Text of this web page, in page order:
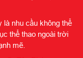
là nhu cầu không thể
thể thao ngoài trời
mẽ.